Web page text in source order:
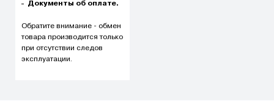
Документы об оплате.
Обратите внимание - обмен
товара производится только
при отсутствии следов
эксплуатации.